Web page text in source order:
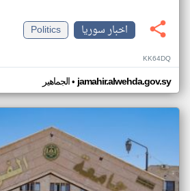
اخبار سوريا
Politics
KK64DQ
الجماهير•jamahir.alwehda.gov.sy